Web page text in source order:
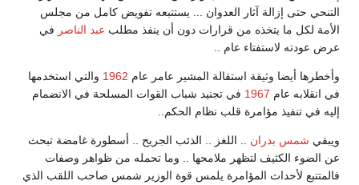
التنحي حتى إزالة آثار العدوان ... يستتبعه تفويض كامل من مجلس
الأمة لكل ما يتخذه من قرارات دون أن ينفذ مطلب عبد الناصر في
عرض عودته لاستفتاء عام ..
وأخطرها أيضا وثيقة استقالة المشير عامر عام 1962 والتي استخدمها
في انقلابه عام 1967 في تجنيد شباب القوات المسلحة في الانضمام
إليه في تنفيذ مؤامرة قلب نظام الحكم..
ويبقي شمس بدران .. اللغز .. الذئب الجريح .. أسطورة غامضة تبحث
عن الضوء الكثيف لتظهر ملامحها .. وما تحمله من ظواهر وصفات
فالمتتبع لأحداث المؤامرة يلمس قوة الوزير شمس صاحب اللقب الذي